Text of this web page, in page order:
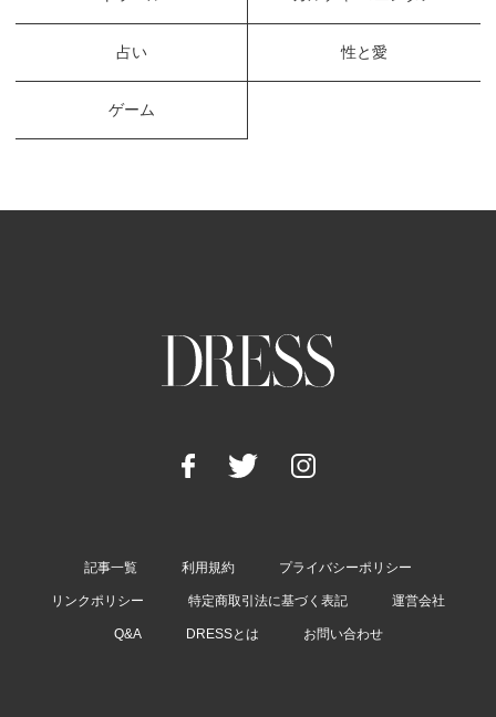
占い 性と愛
ゲーム
記事一覧 利用規約 プライバシーポリシー
リンクポリシー 特定商取引法に基づく表記 運営会社
Q&A DRESSとは お問い合わせ